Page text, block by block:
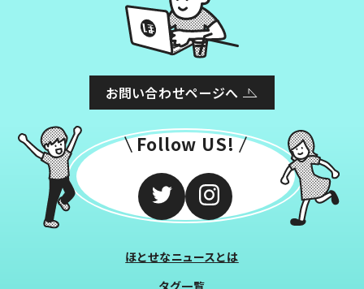
お問い合わせページへ
Follow US!
ほとせなニュースとは
タグ一覧